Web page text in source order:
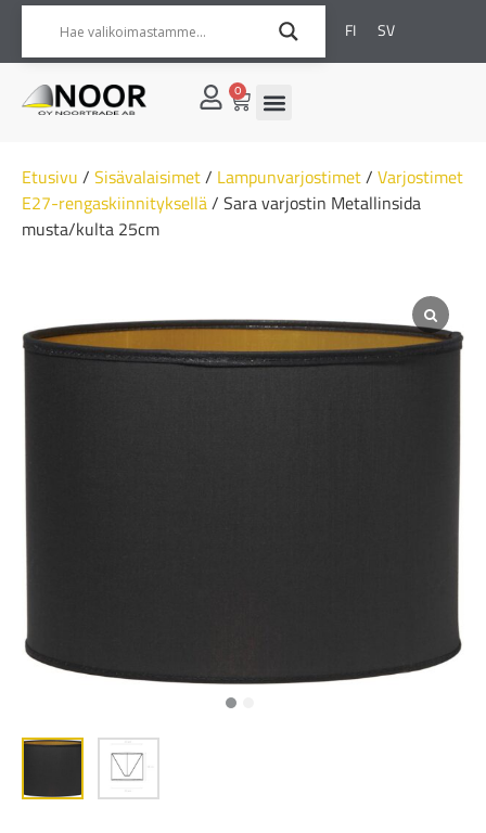
FI SV
0
Etusivu / Sisävalaisimet/ Lampunvarjostimet/ Varjostimet
E27-rengaskiinnityksellä/ Sara varjostin Metallinsida
musta/kulta 25cm